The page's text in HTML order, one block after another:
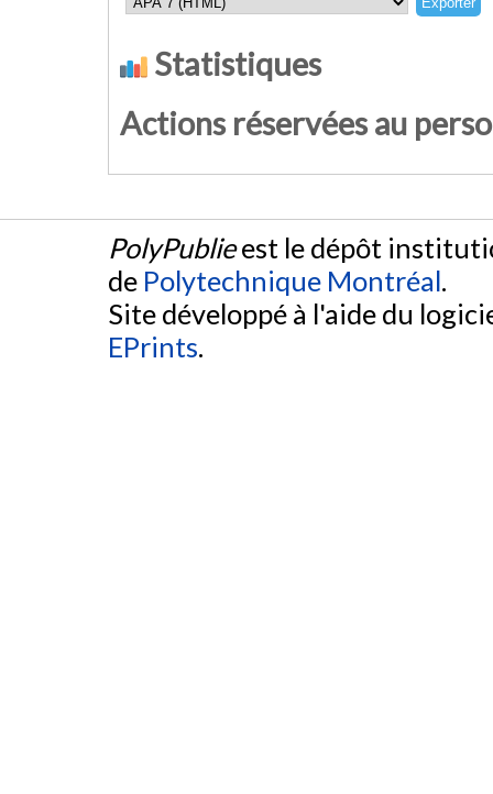
Statistiques
Actions réservées au
PolyPublieest le dépôt
de Polytechnique Montréal.
Site développé à l'aide du
EPrints.